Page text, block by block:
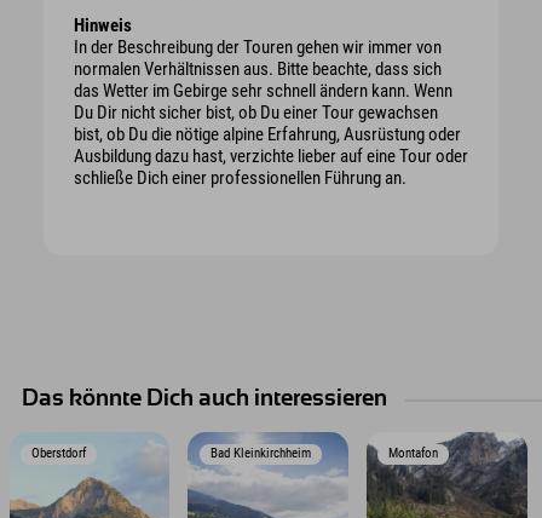
Hinweis
In der Beschreibung der Touren gehen wir immer von
normalen Verhältnissen aus. Bitte beachte, dass sich
das Wetter im Gebirge sehr schnell ändern kann. Wenn
Du Dir nicht sicher bist, ob Du einer Tour gewachsen
bist, ob Du die nötige alpine Erfahrung, Ausrüstung oder
Ausbildung dazu hast, verzichte lieber auf eine Tour oder
schließe Dich einer professionellen Führung an.
Das könnte Dich auch interessieren
Oberstdorf Bad Kleinkirchheim Montafon